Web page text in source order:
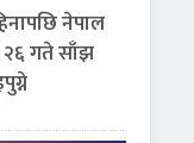
नेपाल
२६ गते साँझ